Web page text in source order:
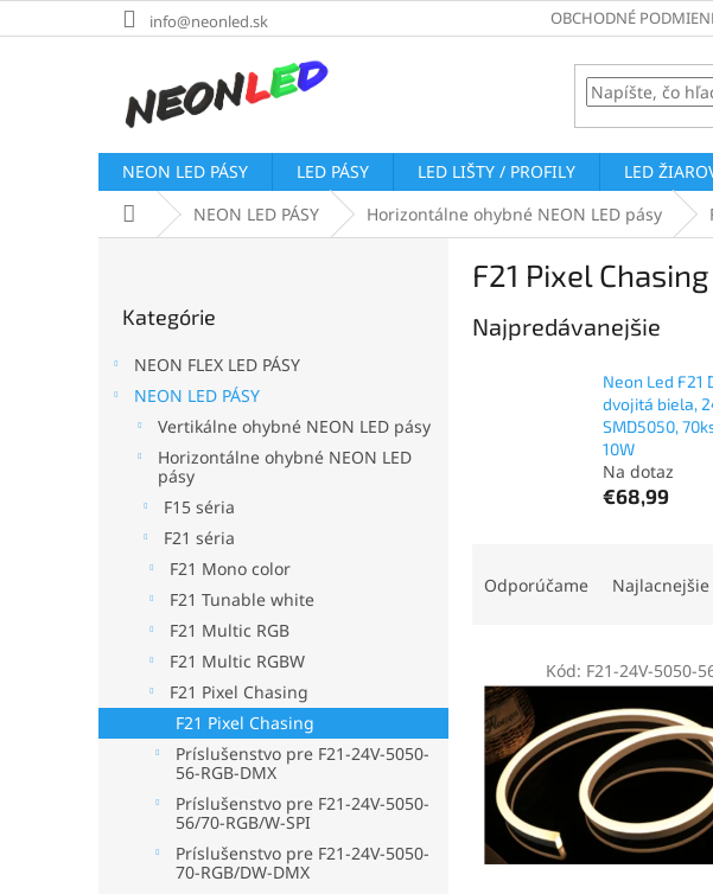
na
info@neonled.sk OBCHODNÉ
NEON LED PÁSY LED PÁSY LED LIŠTY / PROFILY LED
DomovNEON LED PÁSY Horizontálne ohybné NEON LED pásy
kategórie
Kategórie
NEON FLEX LED PÁSY
NEON LED PÁSY
Vertikálne ohybné NEON LED pásy
Horizontálne ohybné NEON LED
pásy
F15 séria
F21 séria
F21 Mono color
F21 Tunable white
F21 Multic RGB
F21 Multic RGBW
F21 Pixel Chasing
F21 Pixel Chasing
Príslušenstvo pre F21-24V-5050-
56-RGB-DMX
Príslušenstvo pre F21-24V-5050-
56/70-RGB/W-SPI
Príslušenstvo pre F21-24V-5050-
70-RGB/DW-DMX
F21 Pixel Chasing
Najpredávanejšie
Neon Led F21
dvojitá biela,
SMD5050,
10W
Na dotaz
€68,99
p
Odporúčame Najlacnejšie
p
Kód: F21-24V-5050-